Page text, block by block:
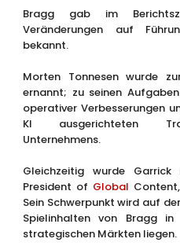
Bragg gab im
Veränderungen auf
bekannt.
Morten Tonnesen wurde
ernannt; zu seinen
operativer Verbesserungen
KI ausgerichteten
Unternehmens.
Gleichzeitig wurde Garrick
President of Global
Sein Schwerpunkt wird auf
Spielinhalten von Bragg
strategischen Märkten liegen.